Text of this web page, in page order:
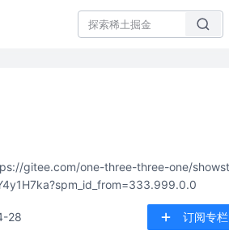
28 订阅专栏